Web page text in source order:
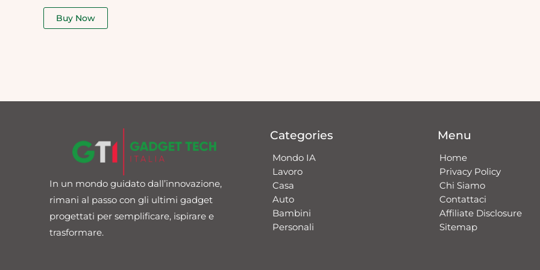
out
Buy Now
In un mondo guidato dall’innovazione,
rimani al passo con gli ultimi gadget
progettati per semplificare, ispirare e
trasformare.
Categories
Mondo IA
Lavoro
Casa
Auto
Bambini
Personali
Menu
Home
Privacy Policy
Chi Siamo
Contattaci​
Affiliate Disclosure
Sitemap